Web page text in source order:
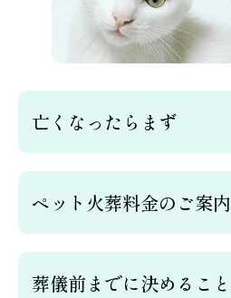
亡くなったらまず
ペット火葬料金のご案内
葬儀前までに決めること